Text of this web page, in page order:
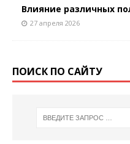
Влияние различных
27 апреля 2026
ПОИСК ПО САЙТУ